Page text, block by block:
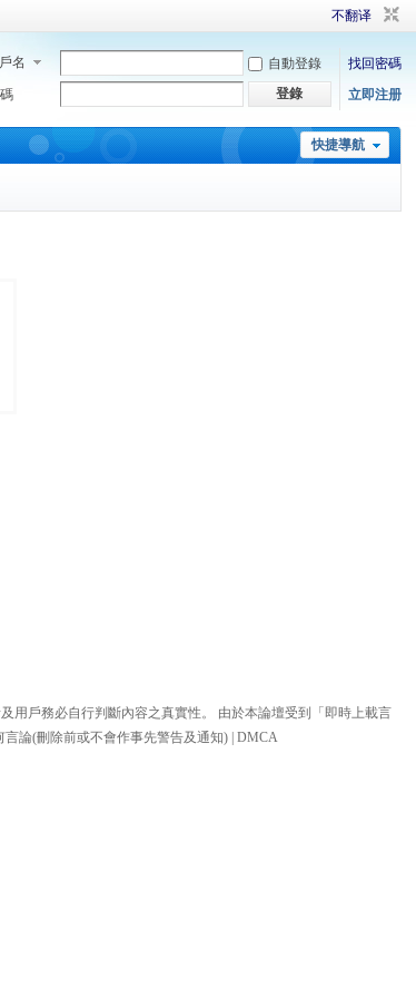
不翻译
名 自動登錄
找回密碼
登錄 立即注册
快捷導航
用戶務必自行判斷內容之真實性。 由於本論壇受到「即時上載言
言論(刪除前或不會作事先警告及通知) |DMCA